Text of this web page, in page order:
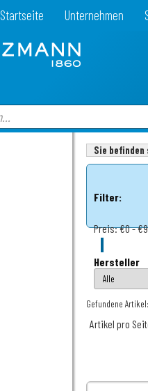
Startseite Unternehmen
Sie
Filter:
Preis:€0 -
Hersteller
Gefundene
Artikel pro